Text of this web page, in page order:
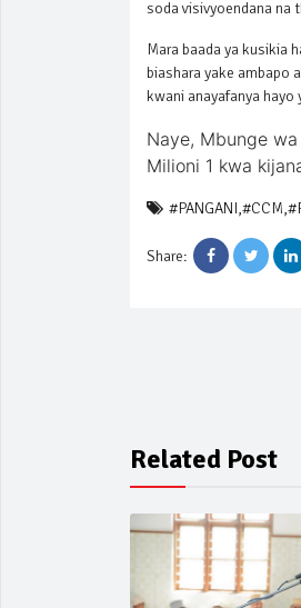
soda visivyoendana na
Mara baada ya kusikia
biashara yake ambapo
kwani anayafanya
Naye, Mbunge
Milioni 1 kwa
#PANGANI,#CCM,
Share:
Related Post